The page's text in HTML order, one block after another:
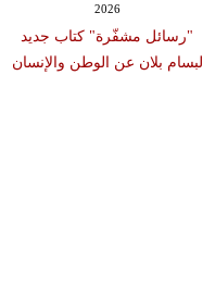
2026
"رسائل مشفّرة" كتاب جديد
لبسام بلان عن الوطن والإنسان